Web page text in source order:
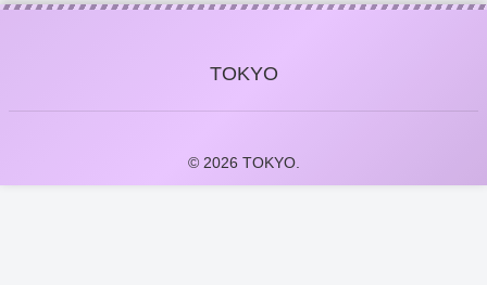
TOKYO
© 2026 TOKYO.